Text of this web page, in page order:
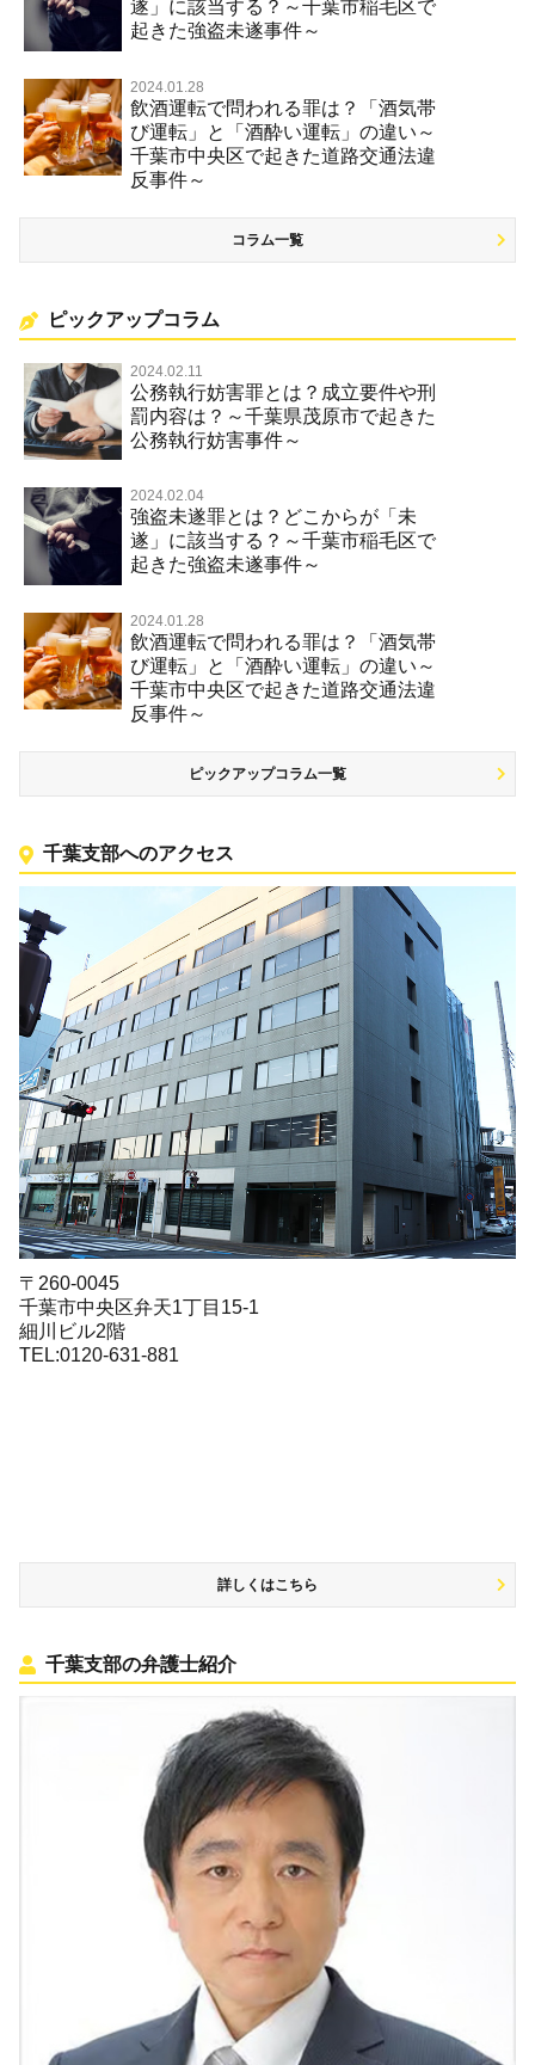
遂」に該当する？～千葉市稲毛区で
起きた強盗未遂事件～
2024.01.28
飲酒運転で問われる罪は？「酒気帯
び運転」と「酒酔い運転」の違い～
千葉市中央区で起きた道路交通法違
反事件～
コラム一覧
ピックアップコラム
2024.02.11
公務執行妨害罪とは？成立要件や刑
罰内容は？～千葉県茂原市で起きた
公務執行妨害事件～
2024.02.04
強盗未遂罪とは？どこからが「未
遂」に該当する？～千葉市稲毛区で
起きた強盗未遂事件～
2024.01.28
飲酒運転で問われる罪は？「酒気帯
び運転」と「酒酔い運転」の違い～
千葉市中央区で起きた道路交通法違
反事件～
ピックアップコラム一覧
千葉支部へのアクセス
〒260-0045
千葉市中央区弁天1丁目15-1
細川ビル2階
TEL:0120-631-881
詳しくはこちら
千葉支部の弁護士紹介